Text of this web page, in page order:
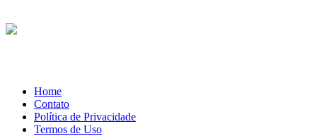
Home
Contato
Política de Privacidade
Termos de Uso